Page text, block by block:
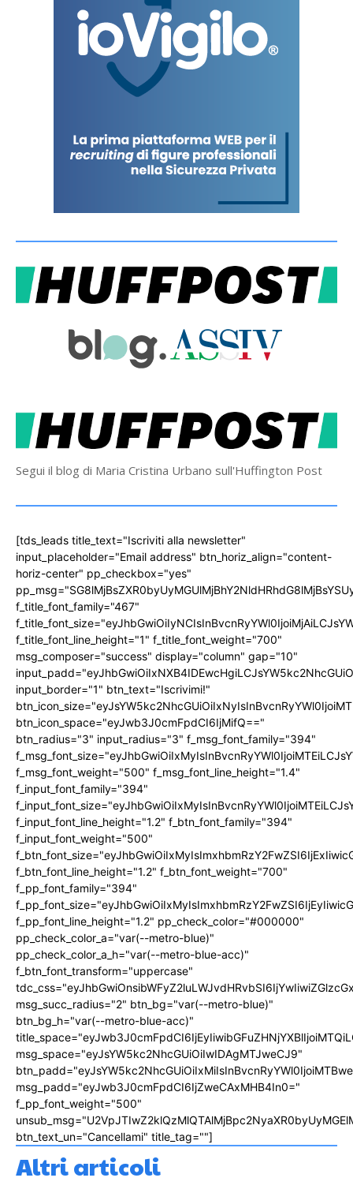
Segui il blog di Maria Cristina Urbano sull'Huffington Post
[tds_leads title_text="Iscriviti alla newsletter"
input_placeholder="Email address" btn_horiz_align="content-
horiz-center" pp_checkbox="yes"
f_title_font_family="467"
f_title_font_line_height="1" f_title_font_weight="700"
msg_composer="success" display="column" gap="10"
input_border="1" btn_text="Iscrivimi!"
btn_icon_space="eyJwb3J0cmFpdCI6IjMifQ=="
btn_radius="3" input_radius="3" f_msg_font_family="394"
f_msg_font_weight="500" f_msg_font_line_height="1.4"
f_input_font_family="394"
f_input_font_line_height="1.2" f_btn_font_family="394"
f_input_font_weight="500"
f_btn_font_line_height="1.2" f_btn_font_weight="700"
f_pp_font_family="394"
f_pp_font_line_height="1.2" pp_check_color="#000000"
pp_check_color_a="var(--metro-blue)"
pp_check_color_a_h="var(--metro-blue-acc)"
f_btn_font_transform="uppercase"
msg_succ_radius="2" btn_bg="var(--metro-blue)"
btn_bg_h="var(--metro-blue-acc)"
msg_space="eyJsYW5kc2NhcGUiOiIwIDAgMTJweCJ9"
msg_padd="eyJwb3J0cmFpdCI6IjZweCAxMHB4In0="
f_pp_font_weight="500"
btn_text_un="Cancellami" title_tag=""]
Altri articoli